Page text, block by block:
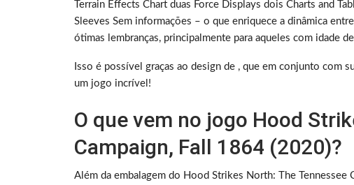
Terrain Effects Chart duas Force Displays dois Charts and
Sleeves Sem informações – o que enriquece a dinâmica
ótimas lembranças, principalmente para aqueles com idade
Isso é possível graças ao design de , que em conjunto com
um jogo incrível!
O que vem no jogo Hood
Campaign, Fall 1864 (2020)?
Além da embalagem do Hood Strikes North: The Tennessee